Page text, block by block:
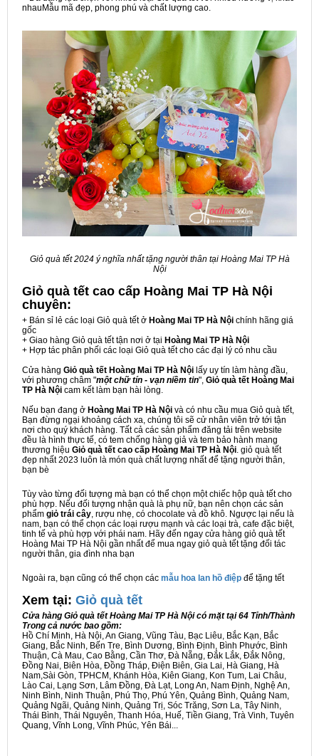
nhauMẫu mã đẹp, phong phú và chất lượng cao.
Giỏ quà tết 2024 ý nghĩa nhất tặng người thân tại Hoàng Mai TP Hà
Nội
Giỏ quà tết cao cấp Hoàng Mai TP Hà Nội
chuyên:
+ Bán sỉ lẻ các loại Giỏ quà tết ở Hoàng Mai TP Hà Nội chính hãng giá
gốc
+ Giao hàng Giỏ quà tết tận nơi ở tại Hoàng Mai TP Hà Nội
+ Hợp tác phân phối các loại Giỏ quà tết cho các đại lý có nhu cầu
Cửa hàng Giỏ quà tết Hoàng Mai TP Hà Nội lấy uy tín làm hàng đầu,
với phương châm "một chữ tín - vạn niềm tin", Giỏ quà tết Hoàng Mai
TP Hà Nội cam kết làm bạn hài lòng.
Nếu bạn đang ở Hoàng Mai TP Hà Nội và có nhu cầu mua Giỏ quà tết,
Bạn đừng ngại khoảng cách xa, chúng tôi sẽ cử nhân viên trở tới tận
nơi cho quý khách hàng. Tất cả các sản phẩm đăng tải trên website
đều là hình thực tế, có tem chống hàng giả và tem bảo hành mang
thương hiệu Giỏ quà tết cao cấp Hoàng Mai TP Hà Nội. giỏ quà tết
đẹp nhất 2023 luôn là món quà chất lượng nhất để tặng người thân,
bạn bè
Tùy vào từng đối tượng mà bạn có thể chọn một chiếc hộp quà tết cho
phù hợp. Nếu đối tượng nhận quà là phụ nữ, bạn nên chọn các sản
phẩm giỏ trái cây, rượu nhẹ, có chocolate và đồ khô. Ngược lại nếu là
nam, bạn có thể chọn các loại rượu mạnh và các loại trà, cafe đặc biệt,
tinh tế và phù hợp với phái nam. Hãy đến ngay cửa hàng giỏ quà tết
Hoàng Mai TP Hà Nội gần nhất để mua ngay giỏ quà tết tặng đối tác
người thân, gia đình nha bạn
Ngoài ra, bạn cũng có thể chọn các mẫu hoa lan hồ điệp để tặng tết
Xem tại: Giỏ quà tết
Cửa hàng Giỏ quà tết Hoàng Mai TP Hà Nội có mặt tại 64 Tỉnh/Thành
Trong cả nước bao gồm:
Hồ Chí Minh, Hà Nội, An Giang, Vũng Tàu, Bạc Liêu, Bắc Kạn, Bắc
Giang, Bắc Ninh, Bến Tre, Bình Dương, Bình Định, Bình Phước, Bình
Thuận, Cà Mau, Cao Bằng, Cần Thơ, Đà Nẵng, Đắk Lắk, Đắk Nông,
Đồng Nai, Biên Hòa, Đồng Tháp, Điện Biên, Gia Lai, Hà Giang, Hà
Nam,Sài Gòn, TPHCM, Khánh Hòa, Kiên Giang, Kon Tum, Lai Châu,
Lào Cai, Lạng Sơn, Lâm Đồng, Đà Lạt, Long An, Nam Định, Nghệ An,
Ninh Bình, Ninh Thuận, Phú Thọ, Phú Yên, Quảng Bình, Quảng Nam,
Quảng Ngãi, Quảng Ninh, Quảng Trị, Sóc Trăng, Sơn La, Tây Ninh,
Thái Bình, Thái Nguyên, Thanh Hóa, Huế, Tiền Giang, Trà Vinh, Tuyên
Quang, Vĩnh Long, Vĩnh Phúc, Yên Bái...